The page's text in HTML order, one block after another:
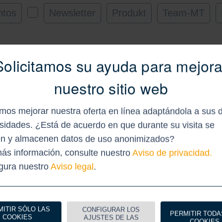
Newsletter Produkt Team-MT
Los
y las
mt – Soluciones exclusivas de Marinetech
la serie mt. Descubra componentes de acero
cuidadosamente diseñados, versiones
e innovaciones propias desarrolladas para
necesidades específicas de los clientes. Con
30 desarrollos exclusivos, la serie mt
Conexiones
Ahora es el momento
de cubierta y las
último boletín
inoxidable para
agua, incluyendo los
Flush Fasteners® con
Boletín de mai
su ayuda para
nuestro sitio web
mejorar nuestra oferta en línea adaptándola a sus
¿Está de acuerdo en que durante su visita se
y almacenen datos de uso anonimizados?
información, consulte nuestro Aviso de privacidad.
nuestro Aviso legal.
PERMITIR
CONFIGURAR LOS
AJUSTES DE LAS
SÓLO LAS
COOKIES